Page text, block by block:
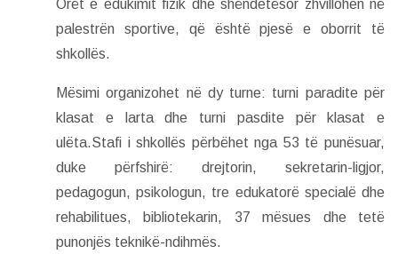
Orët e edukimit fizik dhe shëndetësor zhvillohen në
palestrën sportive, që është pjesë e oborrit të
shkollës.
Mësimi organizohet në dy turne: turni paradite për
klasat e larta dhe turni pasdite për klasat e
ulëta.Stafi i shkollës përbëhet nga 53 të punësuar,
duke përfshirë: drejtorin, sekretarin-ligjor,
pedagogun, psikologun, tre edukatorë specialë dhe
rehabilitues, bibliotekarin, 37 mësues dhe tetë
punonjës teknikë-ndihmës.